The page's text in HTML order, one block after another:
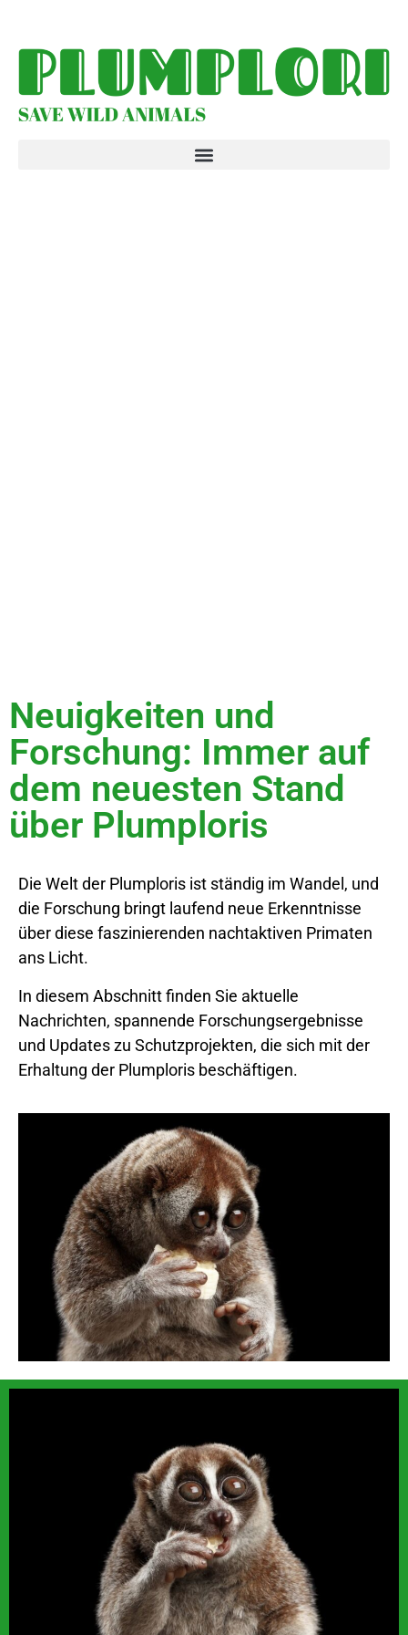
Neuigkeiten und
Forschung: Immer auf
dem neuesten Stand
über Plumploris
Die Welt der Plumploris ist ständig im Wandel, und
die Forschung bringt laufend neue Erkenntnisse
über diese faszinierenden nachtaktiven Primaten
ans Licht.
In diesem Abschnitt finden Sie aktuelle
Nachrichten, spannende Forschungsergebnisse
und Updates zu Schutzprojekten, die sich mit der
Erhaltung der Plumploris beschäftigen.